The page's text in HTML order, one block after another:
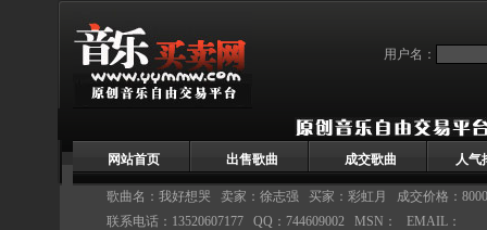
用户名：
网站首页 出售歌曲 成交歌曲 人气
歌曲名：我好想哭 卖家： 徐志强 买家：彩虹月 成交价格：
联系电话：13520607177 QQ：744609002 MSN： EMAIL：